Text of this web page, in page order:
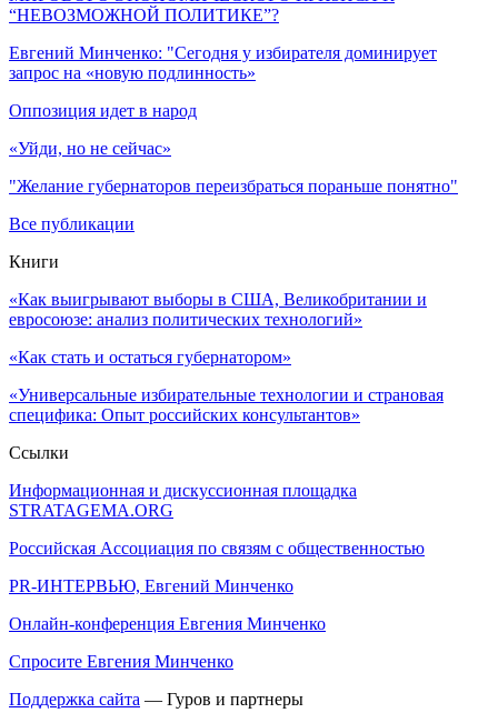
“НЕВОЗМОЖНОЙ ПОЛИТИКЕ”?
Евгений Минченко: "Сегодня у избирателя доминирует
запрос на «новую подлинность»
Оппозиция идет в народ
«Уйди, но не сейчас»
"Желание губернаторов переизбраться пораньше понятно"
Все публикации
Книги
«Как выигрывают выборы в США, Великобритании и
евросоюзе: анализ политических технологий»
«Как стать и остаться губернатором»
«Универсальные избирательные технологии и страновая
специфика: Опыт российских консультантов»
Ссылки
Информационная и дискуссионная площадка
STRATAGEMA.ORG
Российская Ассоциация по связям с общественностью
PR-ИНТЕРВЬЮ, Евгений Минченко
Онлайн-конференция Евгения Минченко
Спросите Евгения Минченко
Поддержка сайта — Гуров и партнеры